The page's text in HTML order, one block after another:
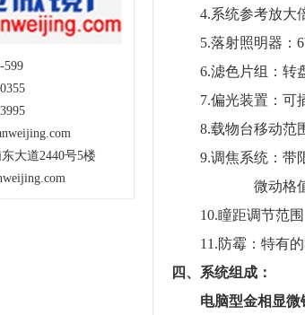
599
大道2440号5楼
4.系统参考放大倍
5.落射照明器：
6.滤色片组：转盘
7.偏光装置：可插
8.载物台移动范围
9.调焦系统：带限
微动格值
10.瞳距调节范围
11.防霉：特有的
四、系统组成：
电脑型金相显微